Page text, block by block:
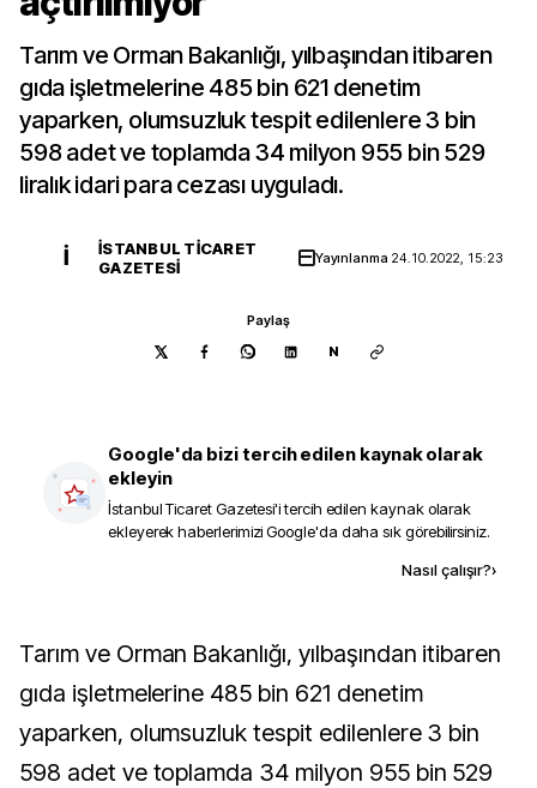
Tarım ve Orman Bakanlığı, yılbaşından itibaren
gıda işletmelerine 485 bin 621 denetim
yaparken, olumsuzluk tespit edilenlere 3 bin
598 adet ve toplamda 34 milyon 955 bin 529
liralık idari para cezası uyguladı.
İ
İSTANBUL TICARET
GAZETESI
Yayınlanma 24.10.2022, 15:23
Paylaş
N
Google'da bizi tercih edilen kaynak olarak
ekleyin
İstanbul Ticaret Gazetesi'i tercih edilen kaynak olarak
ekleyerek haberlerimizi Google'da daha sık görebilirsiniz.
Nasıl çalışır?›
Tarım ve Orman Bakanlığı, yılbaşından itibaren
gıda işletmelerine 485 bin 621 denetim
yaparken, olumsuzluk tespit edilenlere 3 bin
598 adet ve toplamda 34 milyon 955 bin 529